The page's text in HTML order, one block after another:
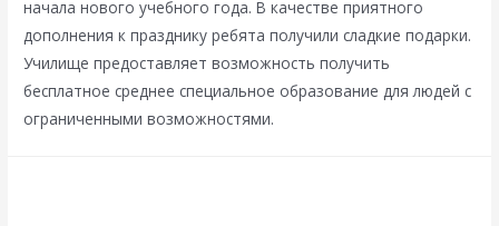
начала нового учебного года. В качестве приятного
дополнения к празднику ребята получили сладкие подарки.
Училище предоставляет возможность получить
бесплатное среднее специальное образование для людей с
ограниченными возможностями.